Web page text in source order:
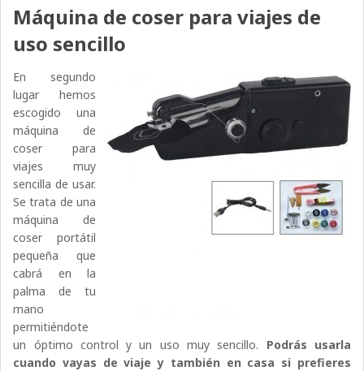
Máquina de coser para viajes de
uso sencillo
En segundo
lugar hemos
escogido una
máquina de
coser para
viajes muy
sencilla de usar.
Se trata de una
máquina de
coser portátil
pequeña que
cabrá en la
palma de tu
mano
permitiéndote
un óptimo control y un uso muy sencillo. Podrás usarla
cuando vayas de viaje y también en casa si prefieres